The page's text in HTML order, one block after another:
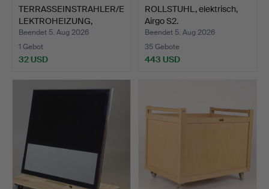
TERRASSEINSTRAHLER/E
LEKTROHEIZUNG,
Otermo,…
Beendet 5. Aug 2026
1 Gebot
32 USD
ROLLSTUHL, elektrisch,
Airgo S2.
Beendet 5. Aug 2026
35 Gebote
443 USD